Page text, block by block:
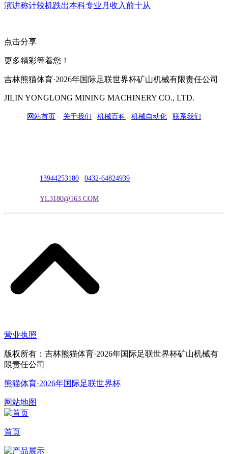
演讲称计较机跌出本科专业月收入前十从
点击分享
更多精彩等着您！
吉林熊猫体育·2026年国际足联世界杯矿山机械有限责任公司
JILIN YONGLONG MINING MACHINERY CO., LTD.
网站首页 关于我们 机械百科 机械自动化 联系我们
13944253180 0432-64824939
YL3180@163.COM
营业执照
版权所有：吉林熊猫体育·2026年国际足联世界杯矿山机械有
限责任公司
熊猫体育·2026年国际足联世界杯
网站地图
首页